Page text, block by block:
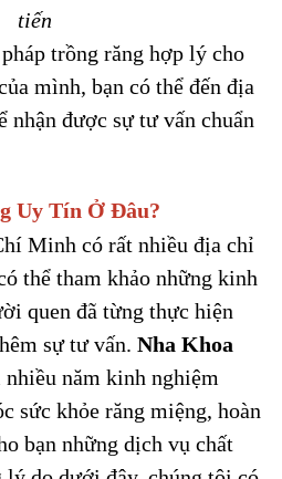
tiến
trồng răng hợp lý cho
mình, bạn có thể đến địa
nhận được sự tư vấn chuẩn
Uy Tín Ở Đâu?
Minh có rất nhiều địa chỉ
thể tham khảo những kinh
quen đã từng thực hiện
sự tư vấn. Nha Khoa
năm kinh nghiệm
sức khỏe răng miệng, hoàn
bạn những dịch vụ chất